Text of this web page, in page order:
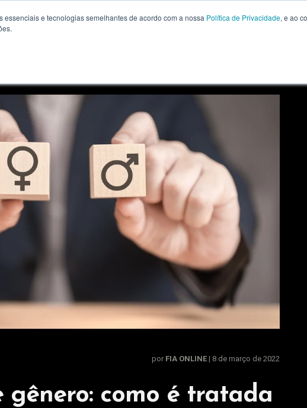
essenciais e tecnologias semelhantes de acordo com a nossa Política de Privacidade, e ao
por FIA ONLINE | 8 de março de 2022
gênero: como é tratada